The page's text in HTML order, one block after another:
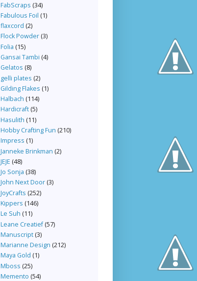
FabScraps (34)
Fabulous Foil (1)
flaxcord (2)
Flock Powder (3)
Folia (15)
Gansai Tambi (4)
Gelatos (8)
gelli plates (2)
Gilding Flakes (1)
Halbach (114)
Hardicraft (5)
Hasulith (11)
Hobby Crafting Fun (210)
Impress (1)
Janneke Brinkman (2)
JEJE (48)
Jo Sonja (38)
John Next Door (3)
JoyCrafts (252)
Kippers (146)
Le Suh (11)
Leane Creatief (57)
Manuscript (3)
Marianne Design (212)
Maya Gold (1)
Mboss (25)
Memento (54)